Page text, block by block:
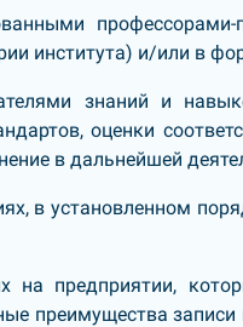
института) и/или в
знаний и
оценки
в дальнейшей
в установленном
на предприятии,
преимущества записи